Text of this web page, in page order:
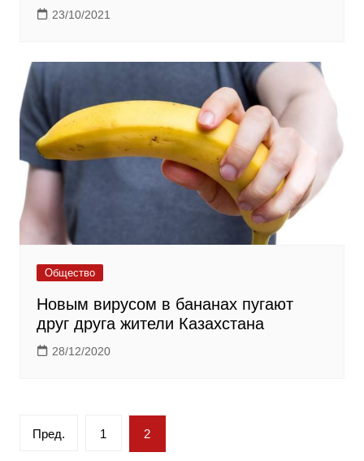
23/10/2021
Общество
Новым вирусом в бананах пугают
друг друга жители Казахстана
28/12/2020
Пагинация
Пред. 1 2